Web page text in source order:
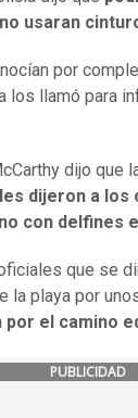
usaran
por
los llamó para
dijo que
les dijeron a los
con delfines
que se
la playa por
por el camino
PUBLICIDAD